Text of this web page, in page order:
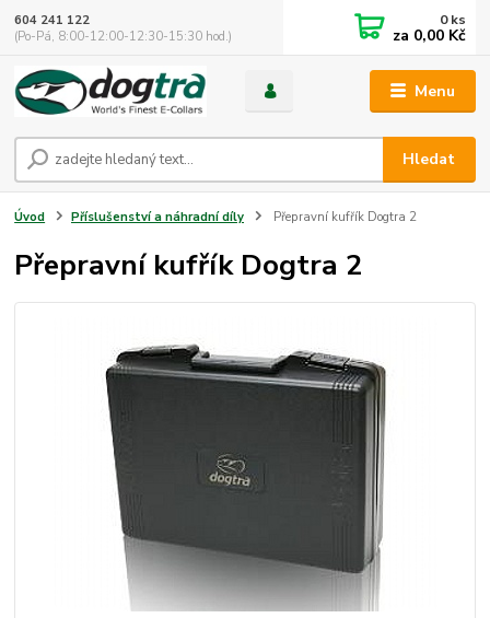
Menu
Hledat
604 241 122
(Po-Pá, 8:00-12:00-12:30-15:30 hod.)
0ks
za 0,00 Kč
Úvod Příslušenství a náhradní díly Přepravní kufřík Dogtra 2
Přepravní kufřík Dogtra 2